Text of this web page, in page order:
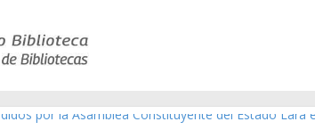
por la Asamblea Constituyente del Estado Lara